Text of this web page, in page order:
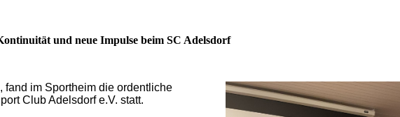
und neue Impulse beim SC Adelsdorf
fand im Sportheim die ordentliche
Club Adelsdorf e.V. statt.